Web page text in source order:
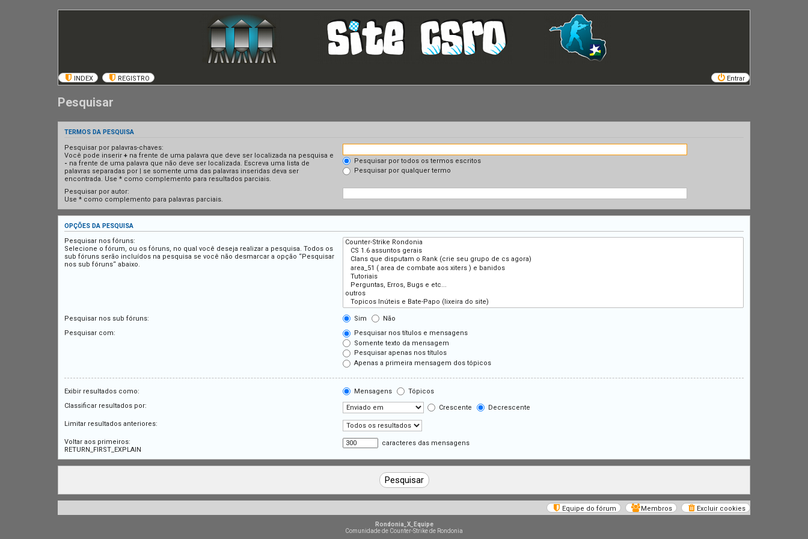
INDEX REGISTRO Entrar
Pesquisar
TERMOS DA PESQUISA
Pesquisar por palavras-chaves:
Você pode inserir + na frente de uma palavra que deve ser localizada na pesquisa e
- na frente de uma palavra que não deve ser localizada. Escreva uma lista de
palavras separadas por | se somente uma das palavras inseridas deva ser
encontrada. Use * como complemento para resultados parciais.
Pesquisar por todos os termos escritos
Pesquisar por qualquer termo
Pesquisar por autor:
Use * como complemento para palavras parciais.
OPÇÕES DA PESQUISA
Pesquisar nos fóruns:
Selecione o fórum, ou os fóruns, no qual você deseja realizar a pesquisa. Todos os
sub fóruns serão incluídos na pesquisa se você não desmarcar a opção “Pesquisar
nos sub fóruns“ abaixo.
Pesquisar nos sub fóruns: Sim
Não
Pesquisar com:
Pesquisar nos títulos e mensagens
Somente texto da mensagem
Pesquisar apenas nos títulos
Apenas a primeira mensagem dos tópicos
Exibir resultados como: Mensagens
Tópicos
Classificar resultados por:
Crescente Decrescente
Limitar resultados anteriores:
Voltar aos primeiros:
RETURN_FIRST_EXPLAIN
caracteres das mensagens
Excluir cookies
Membros
Equipe do fórum
Rondonia_X_Equipe
Comunidade de Counter-Strike de Rondonia